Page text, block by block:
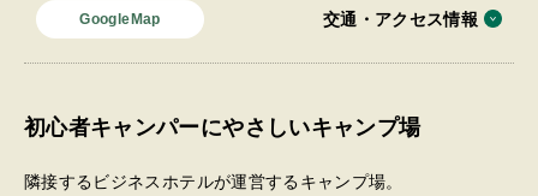
GoogleMap 交通・アクセス情報
初心者キャンパーにやさしいキャンプ場
隣接するビジネスホテルが運営するキャンプ場。